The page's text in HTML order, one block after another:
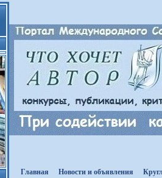
Главная Новости и объявления